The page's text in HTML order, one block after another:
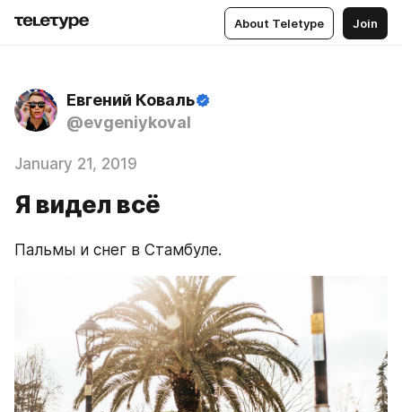
About Teletype Join
Евгений Коваль
@evgeniykoval
January 21, 2019
Я видел всё
Пальмы и снег в Стамбуле.